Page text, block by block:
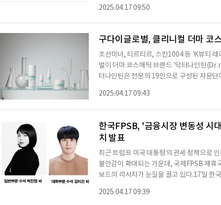
규모 지역에서 소량 생산될 뿐만 아니라, 최
에 최근 전세계에서 큰 주목을 받고 있다.라
이너리 중 하나다. 14세기 중반으로 거슬러
2025.04.17 09:50
구다이글로벌, 클리니컬 더마 코
조선미녀, 티르티르, 스킨1004 등 'K뷰티
벌이 더마 코스메틱 브랜드 '닥터나인틴
터나인틴은 전문의 19인으로 구성된 자문
로건은 '검증된 성분에 기술을 더하다'이다.
통해 향후 글로벌시장 진출까지 계획하고
2025.04.17 09:43
한국FPSB, '금융시장 변동성 시
치 발표
최근 트럼프 미국 대통령의 관세 정책으로
불안감이 확대되는 가운데, 국제FPSB 제
보드의 리서치가 눈길을 끌고 있다.17일 한
(Financial Stress Index)를 발표했다. 캐나
2025.04.17 09:39